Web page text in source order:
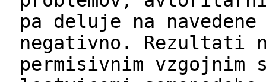
pa deluje na
negativno. Rezultati
permisivnim vzgojnim